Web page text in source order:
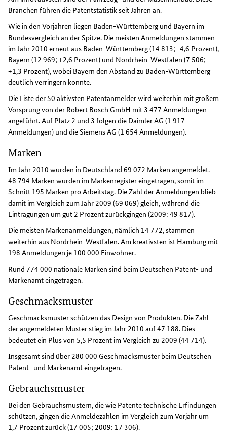
Branchen führen die Patentstatistik seit Jahren an.
Wie in den Vorjahren liegen Baden-Württemberg und Bayern im
Bundesvergleich an der Spitze. Die meisten Anmeldungen stammen
im Jahr 2010 erneut aus Baden-Württemberg (14 813; -4,6 Prozent),
Bayern (12 969; +2,6 Prozent) und Nordrhein-Westfalen (7 506;
+1,3 Prozent), wobei Bayern den Abstand zu Baden-Württemberg
deutlich verringern konnte.
Die Liste der 50 aktivsten Patentanmelder wird weiterhin mit großem
Vorsprung von der Robert Bosch GmbH mit 3 477 Anmeldungen
angeführt. Auf Platz 2 und 3 folgen die Daimler AG (1 917
Anmeldungen) und die Siemens AG (1 654 Anmeldungen).
Marken
Im Jahr 2010 wurden in Deutschland 69 072 Marken angemeldet.
48 794 Marken wurden im Markenregister eingetragen, somit im
Schnitt 195 Marken pro Arbeitstag. Die Zahl der Anmeldungen blieb
damit im Vergleich zum Jahr 2009 (69 069) gleich, während die
Eintragungen um gut 2 Prozent zurückgingen (2009: 49 817).
Die meisten Markenanmeldungen, nämlich 14 772, stammen
weiterhin aus Nordrhein-Westfalen. Am kreativsten ist Hamburg mit
198 Anmeldungen je 100 000 Einwohner.
Rund 774 000 nationale Marken sind beim Deutschen Patent- und
Markenamt eingetragen.
Geschmacksmuster
Geschmacksmuster schützen das Design von Produkten. Die Zahl
der angemeldeten Muster stieg im Jahr 2010 auf 47 188. Dies
bedeutet ein Plus von 5,5 Prozent im Vergleich zu 2009 (44 714).
Insgesamt sind über 280 000 Geschmacksmuster beim Deutschen
Patent- und Markenamt eingetragen.
Gebrauchsmuster
Bei den Gebrauchsmustern, die wie Patente technische Erfindungen
schützen, gingen die Anmeldezahlen im Vergleich zum Vorjahr um
1,7 Prozent zurück (17 005; 2009: 17 306).